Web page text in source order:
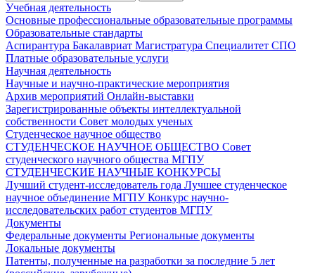
Учебная деятельность
Основные профессиональные образовательные программы
Образовательные стандарты
Аспирантура Бакалавриат Магистратура Специалитет СПО
Платные образовательные услуги
Научная деятельность
Научные и научно-практические мероприятия
Архив мероприятий Онлайн-выставки
Зарегистрированные объекты интеллектуальной
собственности Совет молодых ученых
Студенческое научное общество
СТУДЕНЧЕСКОЕ НАУЧНОЕ ОБЩЕСТВО Совет
студенческого научного общества МГПУ
СТУДЕНЧЕСКИЕ НАУЧНЫЕ КОНКУРСЫ
Лучший студент-исследователь года Лучшее студенческое
научное объединение МГПУКонкурс научно-
исследовательских работ студентов МГПУ
Документы
Федеральные документы Региональные документы
Локальные документы
Патенты, полученные на разработки за последние 5 лет